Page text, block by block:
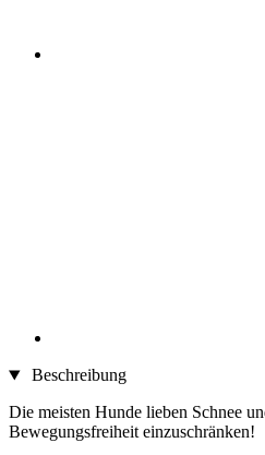
Beschreibung
Die meisten Hunde lieben Schnee
Bewegungsfreiheit einzuschränken!